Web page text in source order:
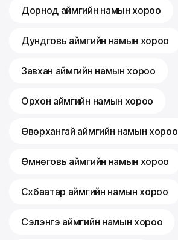
Дорнод аймгийн намын хороо
Дундговь аймгийн намын хороо
Завхан аймгийн намын хороо
Орхон аймгийн намын хороо
Өвөрхангай аймгийн намын хороо
Өмнөговь аймгийн намын хороо
Сүхбаатар аймгийн намын хороо
Сэлэнгэ аймгийн намын хороо